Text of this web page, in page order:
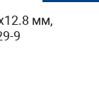
мм,
9